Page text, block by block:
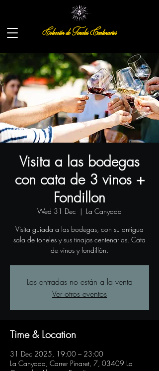
Colección de Toneles Centenarios
Visita a las bodegas
con cata de 3 vinos +
Fondillon
Wed 31 Dec
  |
La Canyada
Visita guiada a las bodegas, con su antigua
sala de toneles y sus tinajas centenarias. Cata
de vinos y fondillón.
Las entradas no están a la venta
Ver otros eventos
Time & Location
31 Dec 2025, 19:00 – 23:00
La Canyada, Carrer Pinaret, 7, 03409 La